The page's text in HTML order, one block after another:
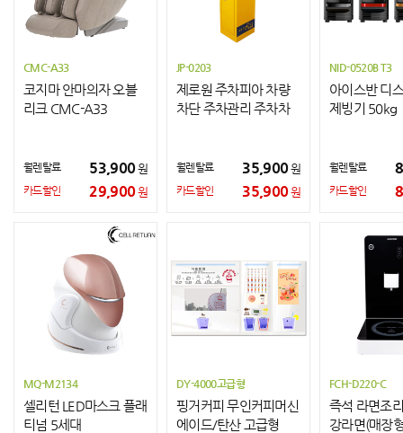
CMC-A33
코지마 안마의자 오블
리크 CMC-A33
월렌탈료 53,900원
카드할인 29,900원
MQ-M2134
셀리턴 LED마스크 플래
티넘 5세대
JP-0203
제로원 주차피아 차량
차단 주차관리 주차차
월렌탈료 35,900원
카드할인 35,900원
DY-4000고급형
핑거커피 무인커피머신
에이드/탄산 고급형
NID-0520B T3
아이스반 디
제빙기 50kg
월렌탈료
카드할인
FCH-D220-C
즉석 라면조
강라면(매장